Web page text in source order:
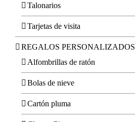
Talonarios
Tarjetas de visita
REGALOS PERSONALIZADOS
Alfombrillas de ratón
Bolas de nieve
Cartón pluma